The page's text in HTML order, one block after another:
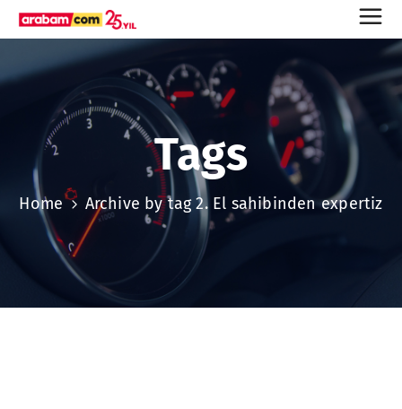
Tags
Home Archive by tag 2. El sahibinden expertiz